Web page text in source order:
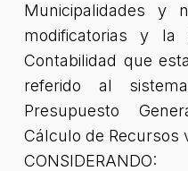
Municipalidades y
modificatorias y la
Contabilidad que
referido al
Presupuesto
Cálculo de Recursos
CONSIDERANDO: